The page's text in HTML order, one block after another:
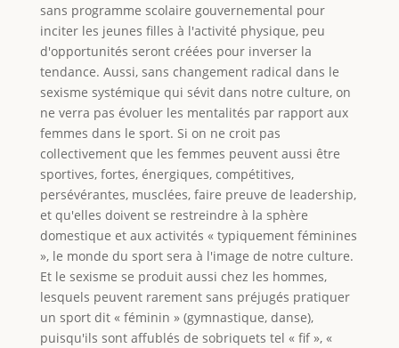
sans programme scolaire gouvernemental pour
inciter les jeunes filles à l'activité physique, peu
d'opportunités seront créées pour inverser la
tendance. Aussi, sans changement radical dans le
sexisme systémique qui sévit dans notre culture, on
ne verra pas évoluer les mentalités par rapport aux
femmes dans le sport. Si on ne croit pas
collectivement que les femmes peuvent aussi être
sportives, fortes, énergiques, compétitives,
persévérantes, musclées, faire preuve de leadership,
et qu'elles doivent se restreindre à la sphère
domestique et aux activités « typiquement féminines
», le monde du sport sera à l'image de notre culture.
Et le sexisme se produit aussi chez les hommes,
lesquels peuvent rarement sans préjugés pratiquer
un sport dit « féminin » (gymnastique, danse),
puisqu'ils sont affublés de sobriquets tel « fif », «